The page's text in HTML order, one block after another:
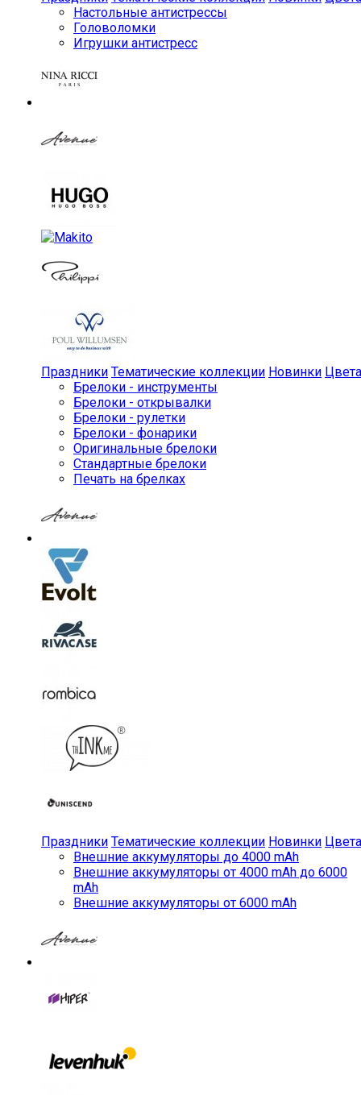
Настольные антистрессы
Головоломки
Игрушки антистресс
Праздники Тематические коллекции Новинки Цвета
Брелоки - инструменты
Брелоки - открывалки
Брелоки - рулетки
Брелоки - фонарики
Оригинальные брелоки
Стандартные брелоки
Печать на брелках
Праздники Тематические коллекции Новинки Цвета
Внешние аккумуляторы до 4000 mAh
Внешние аккумуляторы от 4000 mAh до 6000
mAh
Внешние аккумуляторы от 6000 mAh